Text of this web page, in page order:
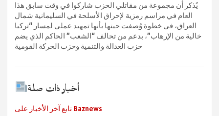
يُذكر أن مجموعة من مقاتلي الحزب شاركوا في وقت سابق هذا
العام في مراسم رمزية لإحراق الأسلحة في السليمانية شمال
العراق، في خطوة وُصفت حينها بأنها تمهيد عملي لمسار “تركيا
خالية من الإرهاب”، بدعم من تحالف “الشعب” الحاكم الذي يضم
حزب العدالة والتنمية وحزب الحركة القومية
أخبار ذات صلة
تابع آخر الأخبار على Baznews